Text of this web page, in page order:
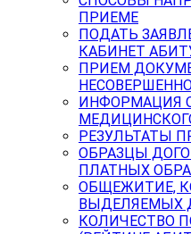
ПРИЕМЕ
ПОДАТЬ
КАБИНЕТ
ПРИЕМ
ИНФОРМАЦИЯ
РЕЗУЛЬТАТЫ
ОБРАЗЦЫ
ПЛАТНЫХ
ОБЩЕЖИТИЕ,
ВЫДЕЛЯЕМЫХ
КОЛИЧЕСТВО